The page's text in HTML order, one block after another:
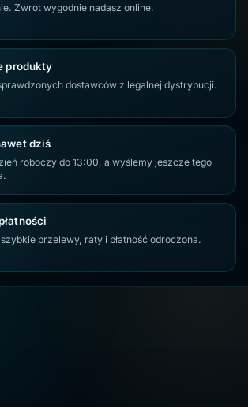
Zwrot wygodnie nadasz online.
produkty
dostawców z legalnej dystrybucji.
dziś
roboczy do 13:00, a wyślemy jeszcze tego
przelewy, raty i płatność odroczona.